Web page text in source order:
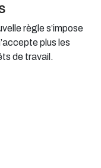
règle s’impose
plus les
de travail.